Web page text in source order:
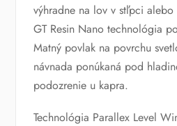
výhradne na lov v stľpci alebo
GT Resin Nano technológia
Matný povlak na povrchu
návnada ponúkaná pod
podozrenie u kapra.
Technológia Parallex Level